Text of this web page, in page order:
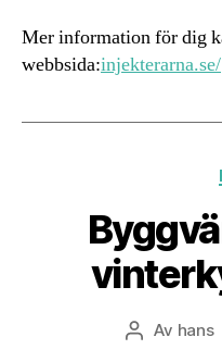
Mer information för dig
webbsida:injekterarna.se/
Av hans